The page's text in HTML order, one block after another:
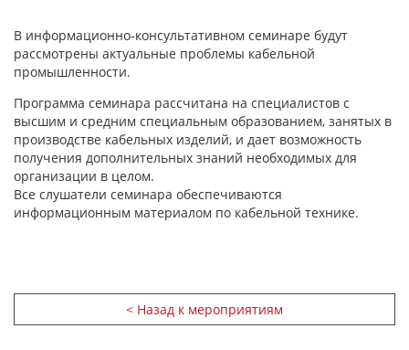
В информационно-консультативном семинаре будут
рассмотрены актуальные проблемы кабельной
промышленности.
Программа семинара рассчитана на специалистов с
высшим и средним специальным образованием, занятых в
производстве кабельных изделий, и дает возможность
получения дополнительных знаний необходимых для
организации в целом.
Все слушатели семинара обеспечиваются
информационным материалом по кабельной технике.
< Назад к мероприятиям